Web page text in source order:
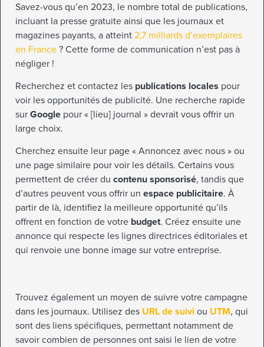
Savez-vous qu’en 2023, le nombre total de publications,
incluant la presse gratuite ainsi que les journaux et
magazines payants, a atteint 2,7 milliards d’exemplaires
en France ? Cette forme de communication n’est pas à
négliger !
Recherchez et contactez les publications locales pour
voir les opportunités de publicité. Une recherche rapide
sur Google pour « [lieu] journal » devrait vous offrir un
large choix.
Cherchez ensuite leur page « Annoncez avec nous » ou
une page similaire pour voir les détails. Certains vous
permettent de créer du contenu sponsorisé, tandis que
d’autres peuvent vous offrir un espace publicitaire. À
partir de là, identifiez la meilleure opportunité qu’ils
offrent en fonction de votre budget. Créez ensuite une
annonce qui respecte les lignes directrices éditoriales et
qui renvoie une bonne image sur votre entreprise.
Trouvez également un moyen de suivre votre campagne
dans les journaux. Utilisez des URL de suivi ou UTM, qui
sont des liens spécifiques, permettant notamment de
savoir combien de personnes ont saisi le lien de votre